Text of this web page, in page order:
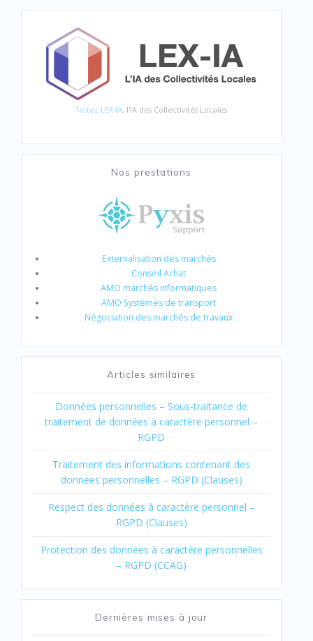
Testez LEX-IA, l'IA des Collectivités Locales
Nos prestations
Externalisation des marchés
Conseil Achat
AMO marchés informatiques
AMO Systèmes de transport
Négociation des marchés de travaux
Articles similaires
Données personnelles – Sous-traitance de
traitement de données à caractère personnel –
RGPD
Traitement des informations contenant des
données personnelles – RGPD (Clauses)
Respect des données à caractère personnel –
RGPD (Clauses)
Protection des données à caractère personnelles
– RGPD (CCAG)
Dernières mises à jour